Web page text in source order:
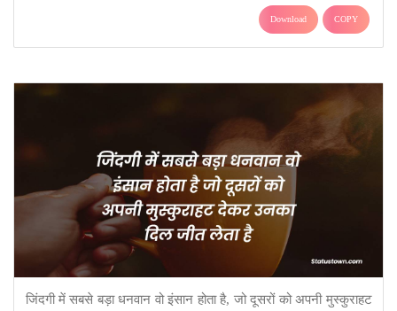
Download COPY
जिंदगी में सबसे बड़ा धनवान वो इंसान होता है, जो दूसरों को अपनी मुस्कुराहट